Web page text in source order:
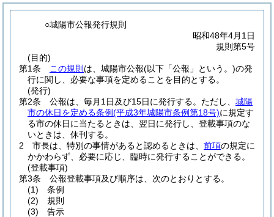
○城陽市公報発行規則
昭和48年4月1日
規則第5号
(目的)
第1条
この規則 は、城陽市公報(以下「公報」という。)の発
行に関し、必要な事項を定めることを目的とする。
(発行)
第2条
公報は、毎月1日及び15日に発行する。 ただし、 城陽
市の休日を定める条例(平成3年城陽市条例第18号)に規定す
る市の休日に当たるときは、翌日に発行し、登載事項のな
いときは、休刊する。
2
市長は、特別の事情があると認めるときは、 前項の規定に
かかわらず、必要に応じ、臨時に発行することができる。
(登載事項)
第3条
公報登載事項及び順序は、次のとおりとする。
(1)
条例
(2)
規則
(3)
告示